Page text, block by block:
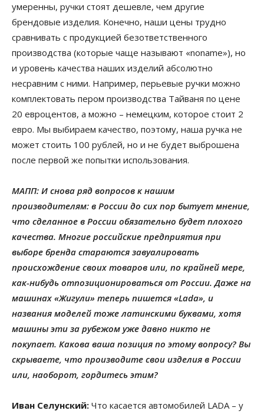
умеренны, ручки стоят дешевле, чем другие
брендовые изделия. Конечно, наши цены трудно
сравнивать с продукцией безответственного
производства (которые чаще называют «noname»), но
и уровень качества наших изделий абсолютно
несравним с ними. Например, перьевые ручки можно
комплектовать пером производства Тайваня по цене
20 евроцентов, а можно – немецким, которое стоит 2
евро. Мы выбираем качество, поэтому, наша ручка не
может стоить 100 рублей, но и не будет выброшена
после первой же попытки использования.
МАПП: И снова ряд вопросов к нашим
производителям: в России до сих пор бытует мнение,
что сделанное в России обязательно будет плохого
качества. Многие российские предприятия при
выборе бренда стараются завуалировать
происхождение своих товаров или, по крайней мере,
как-нибудь отпозиционироваться от России. Даже на
машинах «Жигули» теперь пишется «Lada», и
названия моделей тоже латинскими буквами, хотя
машины эти за рубежом уже давно никто не
покупает. Какова ваша позиция по этому вопросу? Вы
скрываете, что производите свои изделия в России
или, наоборот, гордитесь этим?
Иван Селунский: Что касается автомобилей LADA – у